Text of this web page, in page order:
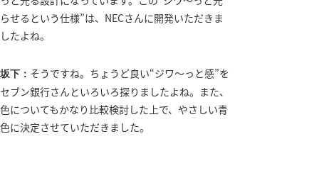
らせるという仕様”は、NECさんに開発いただきま
したよね。
坂下： そうですね。ちょうど良い“ジワ～っと感”を
セブン銀行さんといろいろ探りましたよね。また、
色についてもかなり比較検討した上で、やさしい青
色に決定させていただきました。